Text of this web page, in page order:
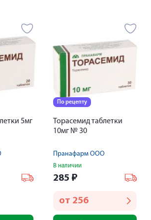
5мг
По рецепту
Торасемид таблетки
10мг № 30
Пранафарм ООО
В наличии
285 ₽
от 256